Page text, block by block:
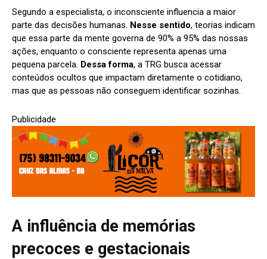
Segundo a especialista, o inconsciente influencia a maior
parte das decisões humanas. Nesse sentido, teorias indicam
que essa parte da mente governa de 90% a 95% das nossas
ações, enquanto o consciente representa apenas uma
pequena parcela. Dessa forma, a TRG busca acessar
conteúdos ocultos que impactam diretamente o cotidiano,
mas que as pessoas não conseguem identificar sozinhas.
Publicidade
A influência de memórias
precoces e gestacionais